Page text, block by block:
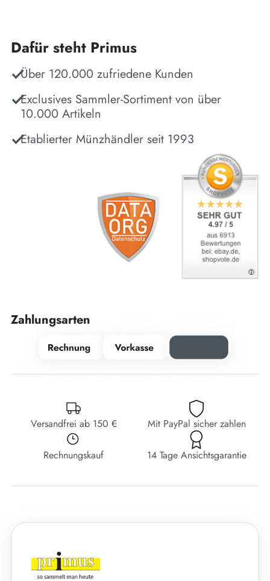
Dafür steht Primus
Über 120.000 zufriedene Kunden
Exclusives Sammler-Sortiment von über
10.000 Artikeln
Etablierter Münzhändler seit 1993
Zahlungsarten
Versandfrei ab 150 € Mit PayPal sicher zahlen
Rechnungskauf 14 Tage Ansichtsgarantie